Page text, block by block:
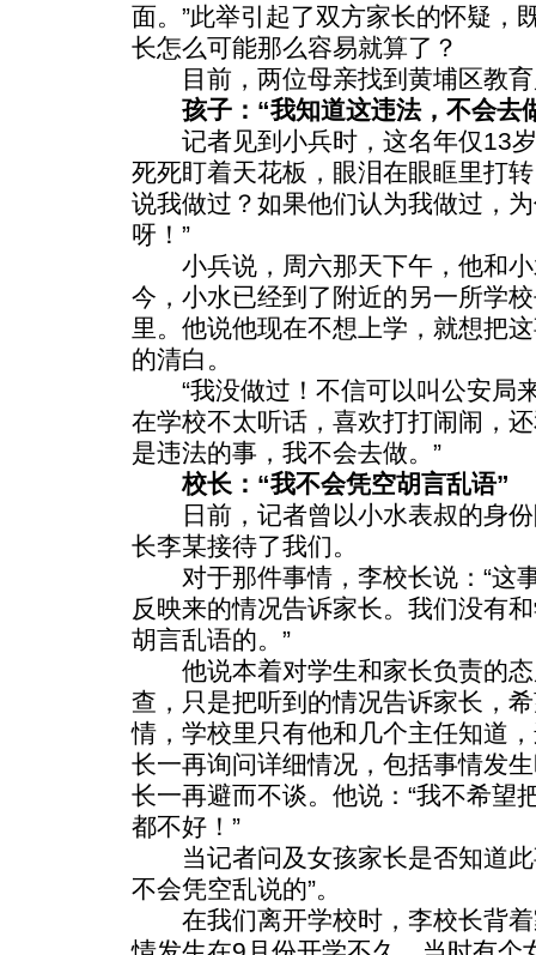
面。”此举引起了双方家长的怀疑，
长怎么可能那么容易就算了？
目前，两位母亲找到黄埔区教
孩子：“我知道这违法，不会去
记者见到小兵时，这名年仅13岁
死死盯着天花板，眼泪在眼眶里打
说我做过？如果他们认为我做过，
呀！”
小兵说，周六那天下午，他和小
今，小水已经到了附近的另一所学
里。他说他现在不想上学，就想把
的清白。
“我没做过！不信可以叫公安局来
在学校不太听话，喜欢打打闹闹，
是违法的事，我不会去做。”
校长：“我不会凭空胡言乱语”
日前，记者曾以小水表叔的身份
长李某接待了我们。
对于那件事情，李校长说：“这
反映来的情况告诉家长。我们没有
胡言乱语的。”
他说本着对学生和家长负责的态
查，只是把听到的情况告诉家长，
情，学校里只有他和几个主任知道
长一再询问详细情况，包括事情发
长一再避而不谈。他说：“我不希望
都不好！”
当记者问及女孩家长是否知道此
不会凭空乱说的”。
在我们离开学校时，李校长背着